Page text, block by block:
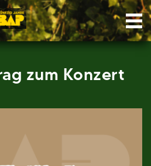
zum Konzert